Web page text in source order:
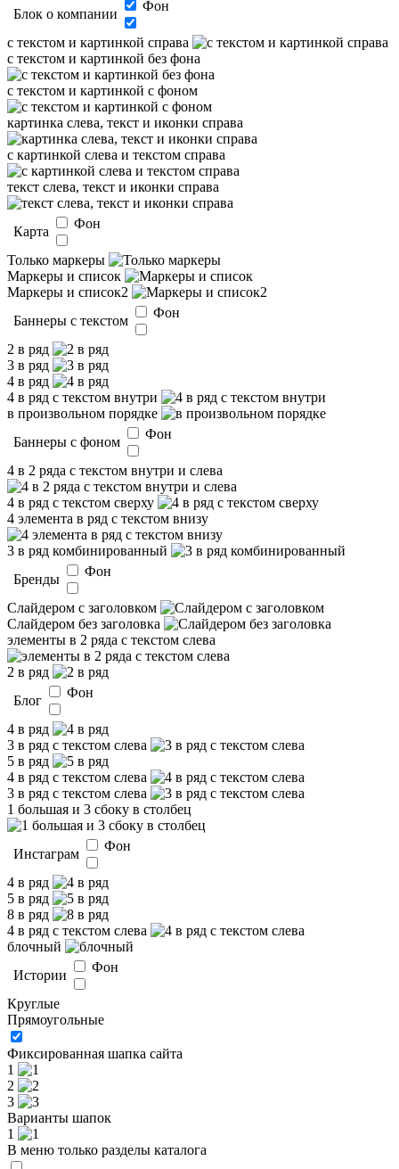
Блок о компании
Фон
с текстом и картинкой справа
с текстом и картинкой без фона
с текстом и картинкой с фоном
картинка слева, текст и иконки справа
с картинкой слева и текстом справа
текст слева, текст и иконки справа
Карта
Фон
Только маркеры
Маркеры и список
Маркеры и список2
Баннеры с текстом
Фон
2 в ряд
3 в ряд
4 в ряд
4 в ряд с текстом внутри
в произвольном порядке
Баннеры с фоном
Фон
4 в 2 ряда с текстом внутри и слева
4 в ряд с текстом сверху
4 элемента в ряд с текстом внизу
3 в ряд комбинированный
Бренды
Фон
Слайдером c заголовком
Слайдером без заголовка
элементы в 2 ряда с текстом слева
2 в ряд
Блог
Фон
4 в ряд
3 в ряд с текстом слева
5 в ряд
4 в ряд с текстом слева
3 в ряд с текстом слева
1 большая и 3 сбоку в столбец
Инстаграм
Фон
4 в ряд
5 в ряд
8 в ряд
4 в ряд с текстом слева
блочный
Истории
Фон
Круглые
Прямоугольные
Фиксированная шапка сайта
1
2
3
Варианты шапок
1
В меню только разделы каталога